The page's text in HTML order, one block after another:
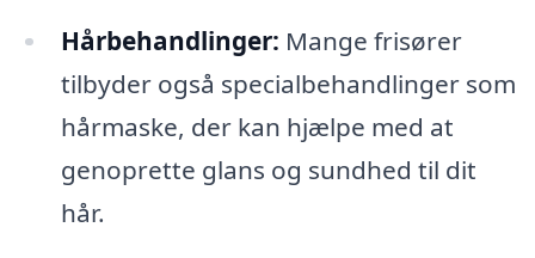
Hårbehandlinger: Mange frisører
tilbyder også specialbehandlinger som
hårmaske, der kan hjælpe med at
genoprette glans og sundhed til dit
hår.